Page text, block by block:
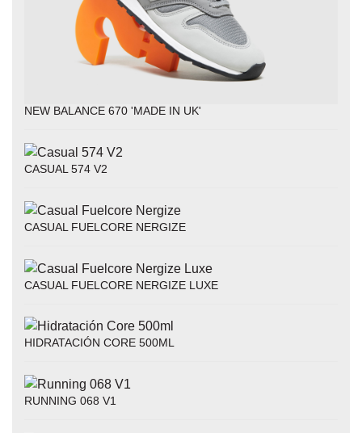
NEW BALANCE 670 'MADE IN UK'
CASUAL 574 V2
CASUAL FUELCORE NERGIZE
CASUAL FUELCORE NERGIZE LUXE
HIDRATACIÓN CORE 500ML
RUNNING 068 V1